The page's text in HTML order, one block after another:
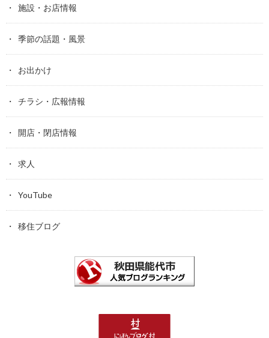
施設・お店情報
季節の話題・風景
お出かけ
チラシ・広報情報
開店・閉店情報
求人
YouTube
移住ブログ